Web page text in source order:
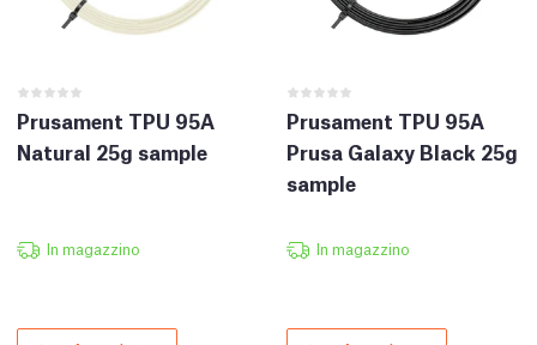
Prusament TPU 95A
Natural 25g sample
In magazzino
Prusament TPU 95A
Prusa Galaxy Black 25g
sample
In magazzino